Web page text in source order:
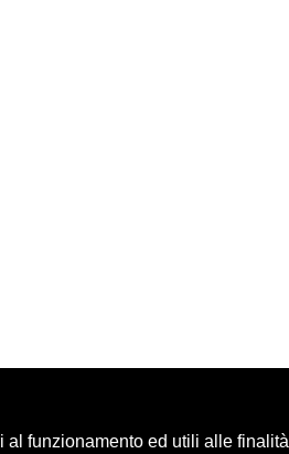
al funzionamento ed utili alle finalità